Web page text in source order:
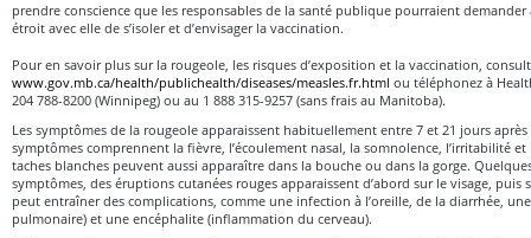
prendre conscience que les responsables de la santé publique pourraient
étroit avec elle de s’isoler et d’envisager la vaccination.
Pour en savoir plus sur la rougeole, les risques d’exposition et la vaccination,
www.gov.mb.ca/health/publichealth/diseases/measles.fr.html ou téléphonez à
204 788-8200 (Winnipeg) ou au 1 888 315-9257 (sans frais au Manitoba).
Les symptômes de la rougeole apparaissent habituellement entre 7 et 21 jours après
symptômes comprennent la fièvre, l’écoulement nasal, la somnolence, l’irritabilité
taches blanches peuvent aussi apparaître dans la bouche ou dans la gorge.
symptômes, des éruptions cutanées rouges apparaissent d’abord sur le visage, puis
peut entraîner des complications, comme une infection à l’oreille, de la diarrhée,
pulmonaire) et une encéphalite (inflammation du cerveau).